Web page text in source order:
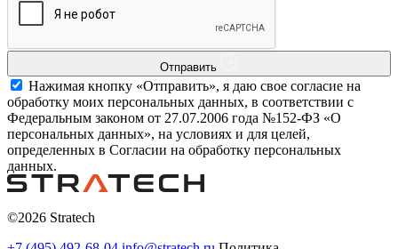
Отправить
Нажимая кнопку «Отправить», я даю свое согласие на
обработку моих персональных данных, в соответствии с
Федеральным законом от 27.07.2006 года №152-ФЗ «О
персональных данных», на условиях и для целей,
определенных в Согласии на обработку персональных
данных.
©2026 Stratech